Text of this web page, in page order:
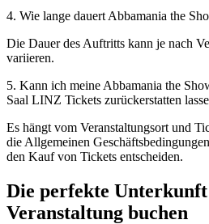
4. Wie lange dauert Abbamania the
Die Dauer des Auftritts kann je nach
variieren.
5. Kann ich meine Abbamania the
Saal LINZ Tickets zurückerstatten
Es hängt vom Veranstaltungsort und
die Allgemeinen
den Kauf von Tickets entscheiden.
Die perfekte
Veranstaltung buchen